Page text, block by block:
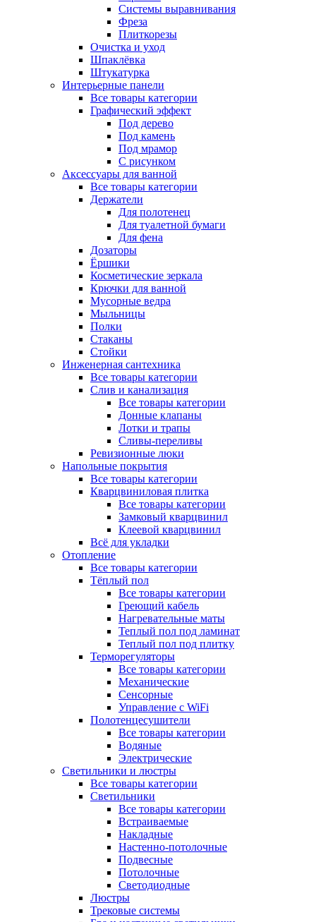
Системы выравнивания
Фреза
Плиткорезы
Очистка и уход
Шпаклёвка
Штукатурка
Интерьерные панели
Все товары категории
Графический эффект
Под дерево
Под камень
Под мрамор
С рисунком
Аксессуары для ванной
Все товары категории
Держатели
Для полотенец
Для туалетной бумаги
Для фена
Дозаторы
Ёршики
Косметические зеркала
Крючки для ванной
Мусорные ведра
Мыльницы
Полки
Стаканы
Стойки
Инженерная сантехника
Все товары категории
Слив и канализация
Все товары категории
Донные клапаны
Лотки и трапы
Сливы-переливы
Ревизионные люки
Напольные покрытия
Все товары категории
Кварцвиниловая плитка
Все товары категории
Замковый кварцвинил
Клеевой кварцвинил
Всё для укладки
Отопление
Все товары категории
Тёплый пол
Все товары категории
Греющий кабель
Нагревательные маты
Теплый пол под ламинат
Теплый пол под плитку
Терморегуляторы
Все товары категории
Механические
Сенсорные
Управление с WiFi
Полотенцесушители
Все товары категории
Водяные
Электрические
Светильники и люстры
Все товары категории
Светильники
Все товары категории
Встраиваемые
Накладные
Настенно-потолочные
Подвесные
Потолочные
Светодиодные
Люстры
Трековые системы